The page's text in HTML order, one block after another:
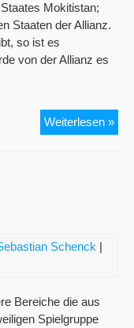
Mokitistan;
Staaten der Allianz.
so ist es
von der Allianz es
Weiterlesen »
Schenck |
Bereiche die aus
Spielgruppe